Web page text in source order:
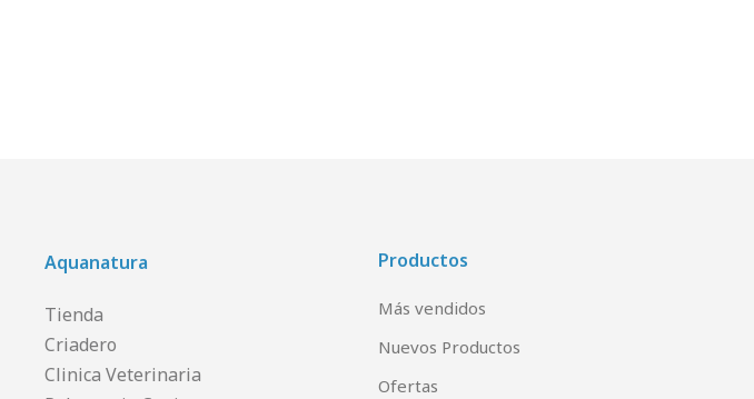
Aquanatura
Tienda
Criadero
Clinica Veterinaria
Productos
Más vendidos
Nuevos Productos
Ofertas